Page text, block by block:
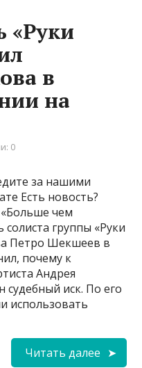
«Руки
в
на
0
за нашими
Есть новость?
чем
солиста группы «Руки
Петро Шекшеев в
почему к
Андрея
иск. По его
использовать
Читать далее